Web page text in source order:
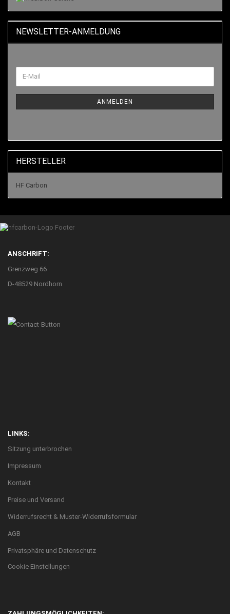
NEWSLETTER-ANMELDUNG
ANMELDEN
HERSTELLER
HF Carbon
ANSCHRIFT:
Grenzweg 66
D-48529 Nordhorn
LINKS:
Sitzung unterbrochen
Impressum
Kontakt
Preise und Versand
Widerrufsrecht & Muster-Widerrufsformular
AGB
Privatsphäre und Datenschutz
Cookie Einstellungen